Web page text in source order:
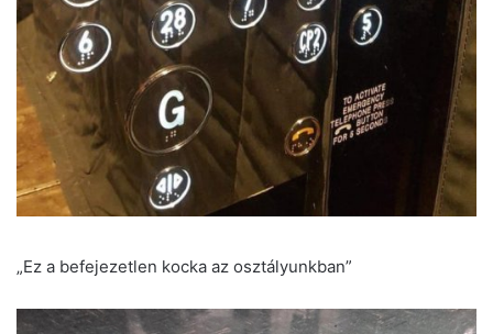
„Ez a befejezetlen kocka az osztályunkban”